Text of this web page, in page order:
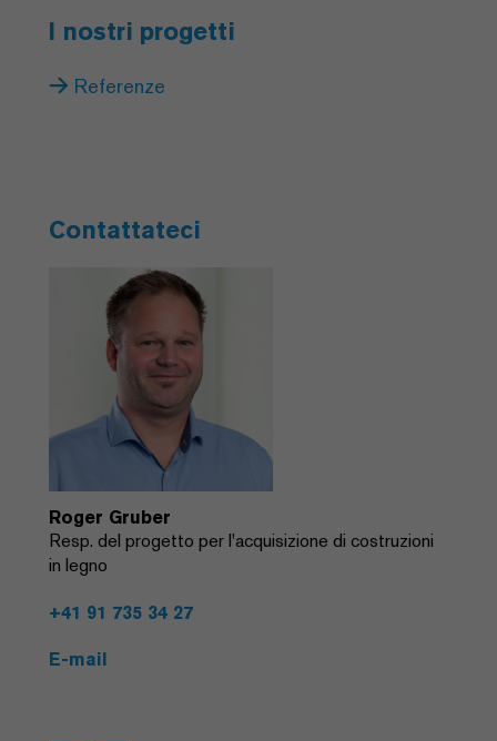
I nostri progetti
Referenze
Contattateci
Roger Gruber
Resp. del progetto per l'acquisizione di costruzioni
in legno
+41 91 735 34 27
E-mail